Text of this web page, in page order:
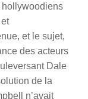
hollywoodiens
et le sujet,
des acteurs
Dale
de la
n’avait